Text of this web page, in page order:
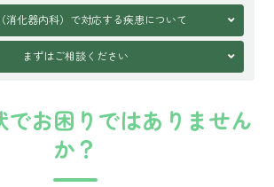
消化器内科）で対応する疾患について
まずはご相談ください
でお困りではありません
か？